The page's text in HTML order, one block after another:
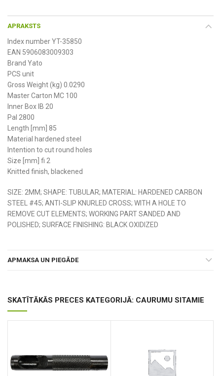
APRAKSTS
Index number YT-35850
EAN 5906083009303
Brand Yato
PCS unit
Gross Weight (kg) 0.0290
Master Carton MC 100
Inner Box IB 20
Pal 2800
Length [mm] 85
Material hardened steel
Intention to cut round holes
Size [mm] fi 2
Knitted finish, blackened
SIZE: 2MM; SHAPE: TUBULAR; MATERIAL: HARDENED CARBON
STEEL #45; ANTI-SLIP KNURLED CROSS; WITH A HOLE TO
REMOVE CUT ELEMENTS; WORKING PART SANDED AND
POLISHED; SURFACE FINISHING: BLACK OXIDIZED
APMAKSA UN PIEGĀDE
SKATĪTĀKĀS PRECES KATEGORIJĀ: CAURUMU SITAMIE